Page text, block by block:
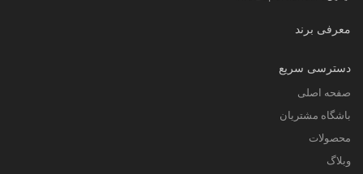
معرفی برند
دسترسی سریع
صفحه اصلی
باشگاه مشتریان
محصولات
وبلاگ